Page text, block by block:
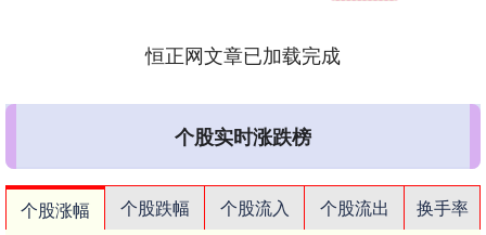
恒正网文章已加载完成
个股实时涨跌榜
个股涨幅 个股跌幅 个股流入 个股流出
换手率